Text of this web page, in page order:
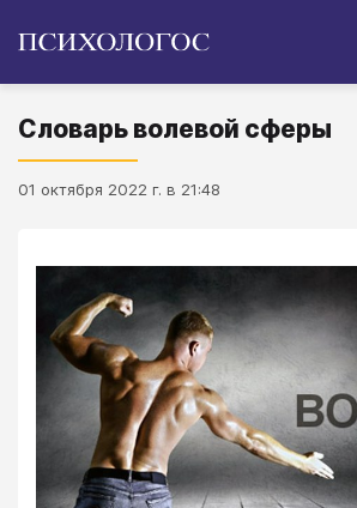
Словарь волевой сферы
01 октября 2022 г. в 21:48